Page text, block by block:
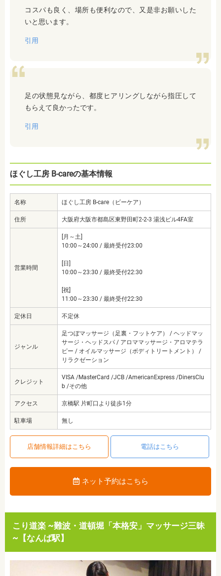
コスパも良く、場所も便利なので、又是非お願いした
いと思います。
引用
足の状態見ながら、都度ヒアリングしながら指圧して
もらえて良かったです。
引用
ほぐし工房 B-careの基本情報
名称 ほぐし工房 B-care（ビーケア）
住所 大阪府大阪市都島区東野田町2-2-3 湯浅ビル4FA室
営業時間
[月～土]
10:00～24:00 / 最終受付23:00
[日]
10:00～23:30 / 最終受付22:30
[祝]
11:00～23:30 / 最終受付22:30
定休日 不定休
ジャンル
足つぼマッサージ（足裏・フットケア） / ヘッドマッ
サージ・ヘッドスパ / アロママッサージ・アロマテラ
ピー / オイルマッサージ（ボディトリートメント） /
リラクゼーション
クレジット
VISA /MasterCard /JCB /AmericanExpress /DinersClu
b /その他
アクセス 京橋駅 片町口より徒歩1分
駐車場 無し
店舗情報詳細はこちら 電話はこちら
ネット予約はこちら
こり道楽 ~難波・道頓堀「本格安」マッサージ三昧
~【なんば駅】